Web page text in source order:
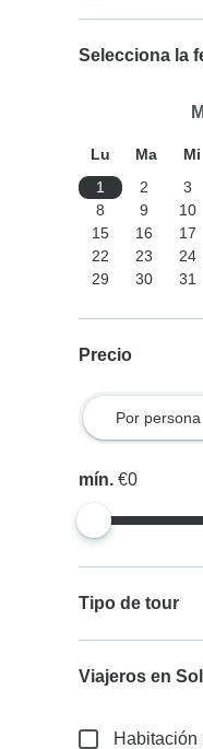
Selecciona la
Lu Ma Mi
1
2 3
8
9 10
15
16 17
22
23 24
29
30 31
Precio
Por persona
mín.€0
Tipo de tour
Viajeros en
Habitación